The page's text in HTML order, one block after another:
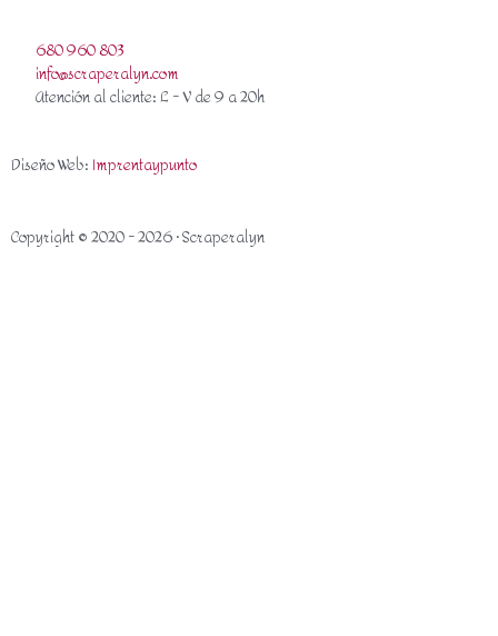
680 960 803
info@scraperalyn.com
Atención al cliente: L - V de 9 a 20h
Diseño Web:Imprentaypunto
Copyright © 2020 - 2026 · Scraperalyn